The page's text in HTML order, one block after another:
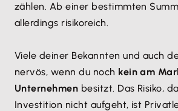
zählen. Ab einer bestimmten
allerdings risikoreich.
Viele deiner Bekannten und auch
nervös, wenn du noch kein am
Unternehmen besitzt. Das Risiko,
Investition nicht aufgeht, ist